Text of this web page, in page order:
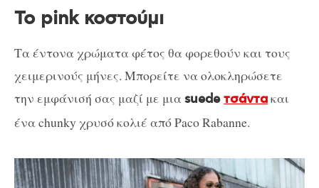
Το pink κοστούμι
Τα έντονα χρώματα φέτος θα φορεθούν και τους
χειμερινούς μήνες. Μπορείτε να ολοκληρώσετε
την εμφάνισή σας μαζί με μιαsuedeτσάντακαι
ένα chunky χρυσό κολιέ από Paco Rabanne.